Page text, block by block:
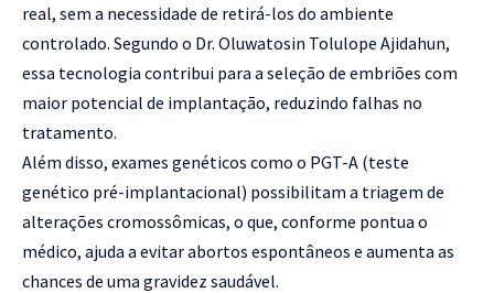
real, sem a necessidade de retirá-los do ambiente
controlado. Segundo o Dr. Oluwatosin Tolulope Ajidahun,
essa tecnologia contribui para a seleção de embriões com
maior potencial de implantação, reduzindo falhas no
tratamento.
Além disso, exames genéticos como o PGT-A (teste
genético pré-implantacional) possibilitam a triagem de
alterações cromossômicas, o que, conforme pontua o
médico, ajuda a evitar abortos espontâneos e aumenta as
chances de uma gravidez saudável.